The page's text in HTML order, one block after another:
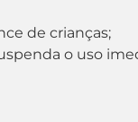
de crianças;
o uso